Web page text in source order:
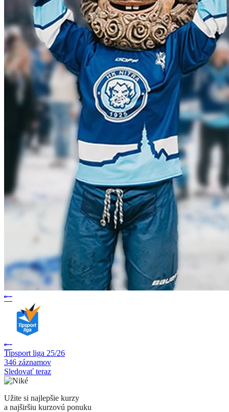
Tipsport liga 25/26
346 záznamov
Sledovať teraz
Užite si najlepšie kurzy
a najširšiu kurzovú ponuku